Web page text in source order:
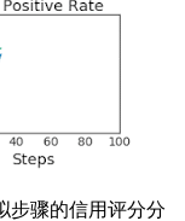
骤的信用评分分